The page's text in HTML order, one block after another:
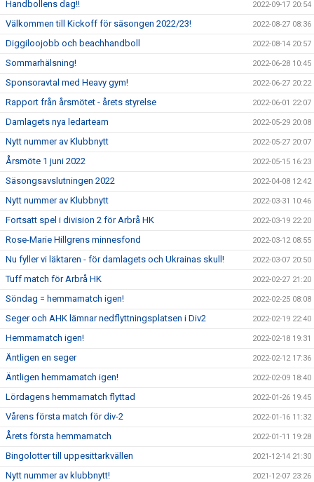
Handbollens dag!! 2022-09-17 20:54
Välkommen till Kickoff för säsongen 2022/23! 2022-08-27 08:36
Diggiloojobb och beachhandboll 2022-08-14 20:57
Sommarhälsning! 2022-06-28 10:45
Sponsoravtal med Heavy gym! 2022-06-27 20:22
Rapport från årsmötet - årets styrelse 2022-06-01 22:07
Damlagets nya ledarteam 2022-05-29 20:08
Nytt nummer av Klubbnytt 2022-05-27 20:07
Årsmöte 1 juni 2022 2022-05-15 16:23
Säsongsavslutningen 2022 2022-04-08 12:42
Nytt nummer av Klubbnytt 2022-03-31 10:46
Fortsatt spel i division 2 för Arbrå HK 2022-03-19 22:20
Rose-Marie Hillgrens minnesfond 2022-03-12 08:55
Nu fyller vi läktaren - för damlagets och Ukrainas skull! 2022-03-07 20:50
Tuff match för Arbrå HK 2022-02-27 21:20
Söndag = hemmamatch igen! 2022-02-25 08:08
Seger och AHK lämnar nedflyttningsplatsen i Div2 2022-02-19 22:40
Hemmamatch igen! 2022-02-18 19:31
Äntligen en seger 2022-02-12 17:36
Äntligen hemmamatch igen! 2022-02-09 18:40
Lördagens hemmamatch flyttad 2022-01-26 19:45
Vårens första match för div-2 2022-01-16 11:32
Årets första hemmamatch 2022-01-11 19:28
Bingolotter till uppesittarkvällen 2021-12-14 21:30
Nytt nummer av klubbnytt! 2021-12-07 23:26